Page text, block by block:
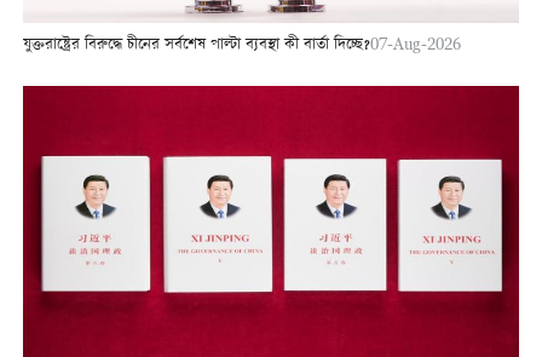
যুক্তরাষ্ট্রের বিরুদ্ধে চীনের সর্বশেষ পাল্টা ব্যবস্থা কী বার্তা দিচ্ছে?07-Aug-2026